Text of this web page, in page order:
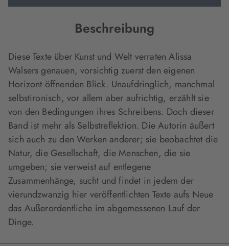
Beschreibung
Diese Texte über Kunst und Welt verraten Alissa
Walsers genauen, vorsichtig zuerst den eigenen
Horizont öffnenden Blick. Unaufdringlich, manchmal
selbstironisch, vor allem aber aufrichtig, erzählt sie
von den Bedingungen ihres Schreibens. Doch dieser
Band ist mehr als Selbstreflektion. Die Autorin äußert
sich auch zu den Werken anderer; sie beobachtet die
Natur, die Gesellschaft, die Menschen, die sie
umgeben; sie verweist auf entlegene
Zusammenhänge, sucht und findet in jedem der
vierundzwanzig hier veröffentlichten Texte aufs Neue
das Außerordentliche im abgemessenen Lauf der
Dinge.